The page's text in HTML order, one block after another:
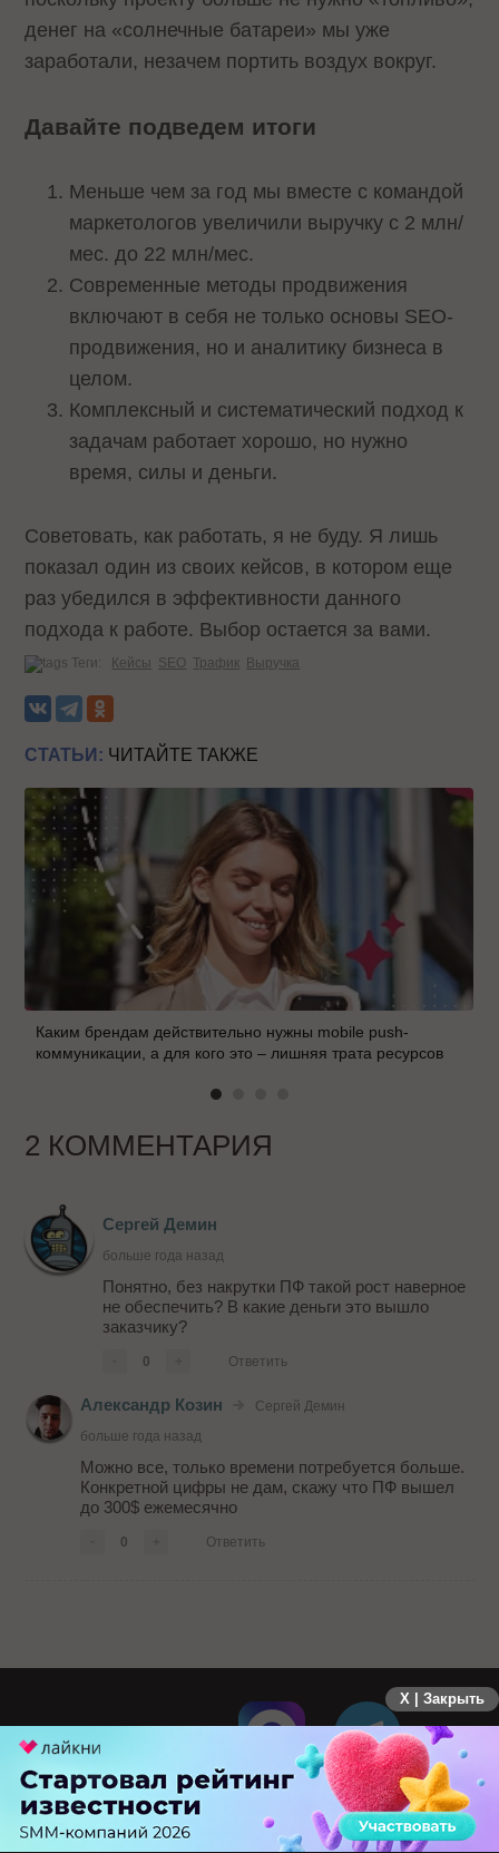
денег на «солнечные батареи» мы уже
заработали, незачем портить воздух вокруг.
Давайте подведем итоги
Меньше чем за год мы вместе с командой
маркетологов увеличили выручку с 2 млн/
мес. до 22 млн/мес.
Современные методы продвижения
включают в себя не только основы SEO-
продвижения, но и аналитику бизнеса в
целом.
Комплексный и систематический подход к
задачам работает хорошо, но нужно
время, силы и деньги.
Советовать, как работать, я не буду. Я лишь
показал один из своих кейсов, в котором еще
раз убедился в эффективности данного
подхода к работе. Выбор остается за вами.
Теги: Кейсы SEO Трафик Выручка
СТАТЬИ: ЧИТАЙТЕ ТАКЖЕ
Каким брендам действительно нужны mobile push-
коммуникации, а для кого это – лишняя трата ресурсов
2 КОММЕНТАРИЯ
Сергей Демин
больше года назад
Понятно, без накрутки ПФ такой рост наверное
не обеспечить? В какие деньги это вышло
заказчику?
0 Ответить
Александр Козин
Сергей Демин
больше года назад
Можно все, только времени потребуется больше.
Конкретной цифры не дам, скажу что ПФ вышел
до 300$ ежемесячно
0 Ответить
X | Закрыть
ПЕРЕЙТИ НА ПОЛНУЮ ВЕРСИЮ
© SEOnews.ru Все права защищены. 2026